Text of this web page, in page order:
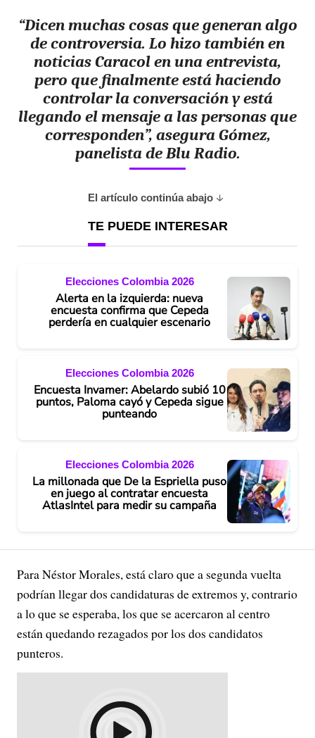
“Dicen muchas cosas que generan algo
de controversia. Lo hizo también en
noticias Caracol en una entrevista,
pero que finalmente está haciendo
controlar la conversación yestá
llegando el mensaje a las personas que
corresponden”, asegura Gómez,
panelista de Blu Radio.
El artículo continúa abajo
TE PUEDE INTERESAR
Elecciones Colombia 2026
Alerta en la izquierda: nueva
encuesta confirma que Cepeda
perdería en cualquier escenario
Elecciones Colombia 2026
Encuesta Invamer: Abelardo subió 10
puntos, Paloma cayó y Cepeda sigue
punteando
Elecciones Colombia 2026
La millonada que De la Espriella puso
en juego al contratar encuesta
AtlasIntel para medir su campaña
Para Néstor Morales, está claro que a segunda vuelta
podrían llegar dos candidaturas de extremos y, contrario
a lo que se esperaba, los que se acercaron al centro
están quedando rezagados por los dos candidatos
punteros.